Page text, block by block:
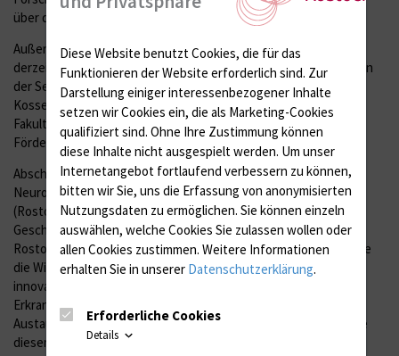
über den aktuellen Stand in den Neurowissenschaften aus.
Außerdem präsentierten 24 Teilnehmer mit Postern ihre
derzeitigen Projekte. Die Wissenschaftlerinnen Anna Bartalis von
der Sektion für Translationale Neurodegeneration „Albrecht
Kossel“ in Rostock und Jessica Santiago der medizinischen
Fakultät aus Lund erhielten für die besten Poster eine
Fördersumme von jeweils 500 Euro.
Abschließend unterzeichneten die Koordinatoren des United
Neuroscience Campus Lund-Rostock, Prof. Alexander Storch
(Rostock) und Prof. Per Odin (Lund), eine gemeinsame
Geschäftsordnung, um die zukünftige Vernetzung zwischen
Rostock und Lund zu stärken. Gemeinsame Veranstaltungen wie
die Winter School, wissenschaftliche Projekte zur Entwicklung
innovativer Therapiekonzepte bei neurodegenerativen
Erkrankungen wie Parkinson oder Alzheimer sowie
Austauschprogramme zur Fort- und Weiterbildung sind die Ziele
dieser Kooperation.
Diese Website benutzt Cookies, die für das
Funktionieren der Website erforderlich sind. Zur
Darstellung einiger interessenbezogener Inhalte
setzen wir Cookies ein, die als Marketing-Cookies
qualifiziert sind. Ohne Ihre Zustimmung können
diese Inhalte nicht ausgespielt werden. Um unser
Internetangebot fortlaufend verbessern zu können,
bitten wir Sie, uns die Erfassung von anonymisierten
Nutzungsdaten zu ermöglichen. Sie können einzeln
auswählen, welche Cookies Sie zulassen wollen oder
allen Cookies zustimmen. Weitere Informationen
erhalten Sie in unserer Datenschutzerklärung.
Erforderliche Cookies
Details